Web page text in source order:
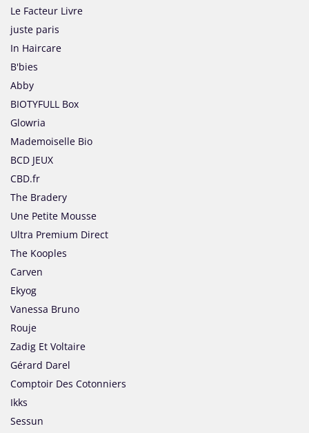
Le Facteur Livre
juste paris
In Haircare
B'bies
Abby
BIOTYFULL Box
Glowria
Mademoiselle Bio
BCD JEUX
CBD.fr
The Bradery
Une Petite Mousse
Ultra Premium Direct
The Kooples
Carven
Ekyog
Vanessa Bruno
Rouje
Zadig Et Voltaire
Gérard Darel
Comptoir Des Cotonniers
Ikks
Sessun